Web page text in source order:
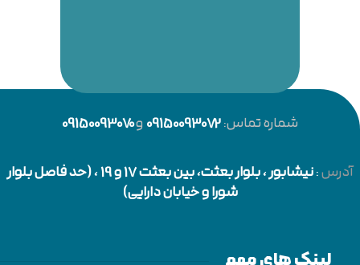
شماره تماس:09150093072و09150093070
آدرس:نیشابور
، بلوار بعثت، بین بعثت 17 و 19 ، (حد فاصل بلوار
شورا و خیابان دارایی)